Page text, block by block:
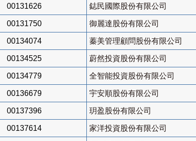
00131626 鋕民國際股份有限公司
00131750 御麗達股份有限公司
00134074 蓁美管理顧問股份有限公司
00134525 蔚然投資股份有限公司
00134779 全智能投資股份有限公司
00136679 宇安順股份有限公司
00137396 玥盈股份有限公司
00137614 家洋投資股份有限公司